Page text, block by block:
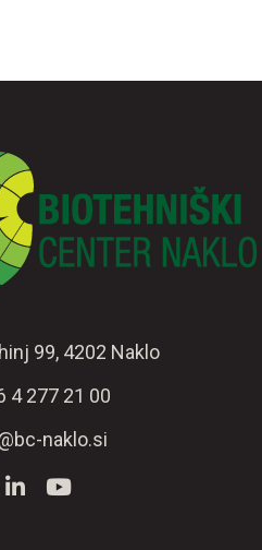
99, 4202 Naklo
4 277 21 00
naklo.si